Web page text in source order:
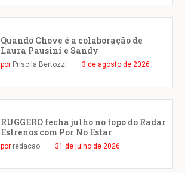
Quando Chove é a colaboração de
Laura Pausini e Sandy
por Priscila Bertozzi 3 de agosto de 2026
RUGGERO fecha julho no topo do Radar
Estrenos com Por No Estar
por redacao 31 de julho de 2026